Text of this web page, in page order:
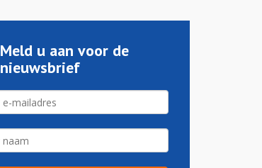
Meld u aan voor de
nieuwsbrief